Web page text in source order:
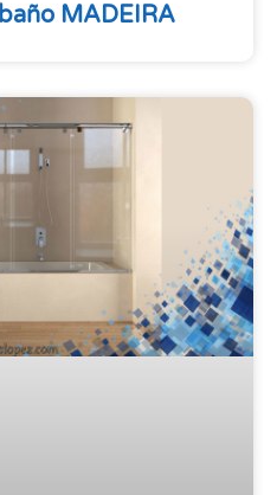
MADEIRA